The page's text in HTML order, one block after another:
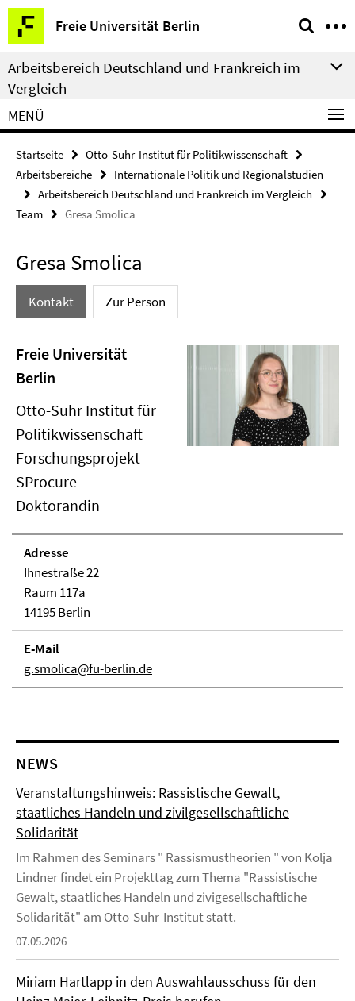
Springe
direkt
zu
Inhalt
Freie Universität Berlin
Service-
Navigation
Arbeitsbereich Deutschland und Frankreich im
Vergleich
MENÜ
Startseite
Otto-Suhr-Institut für Politikwissenschaft
Arbeitsbereiche
Internationale Politik und Regionalstudien
Arbeitsbereich Deutschland und Frankreich im Vergleich
Team
Gresa Smolica
Gresa Smolica
Kontakt Zur Person
Freie Universität
Berlin
Otto-Suhr Institut für
Politikwissenschaft
Forschungsprojekt
SProcure
Doktorandin
Adresse
Ihnestraße 22
Raum 117a
14195 Berlin
E-Mail
g.smolica@fu-berlin.de
NEWS
Veranstaltungshinweis: Rassistische Gewalt,
staatliches Handeln und zivilgesellschaftliche
Solidarität
Im Rahmen des Seminars " Rassismustheorien " von Kolja
Lindner findet ein Projekttag zum Thema "Rassistische
Gewalt, staatliches Handeln und zivigesellschaftliche
Solidarität" am Otto-Suhr-Institut statt.
07.05.2026
Miriam Hartlapp in den Auswahlausschuss für den